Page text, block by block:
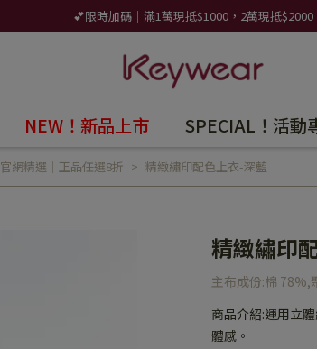
💕限時加碼｜滿1萬現抵$1000，2萬現抵$2000
NEW！新品上市 SPECIAL！活動
官網精選｜正品任選8折 精緻繡印配色上衣-深藍
精緻繡印
主布成份:棉 78%,
商品介紹:運用立
體感。